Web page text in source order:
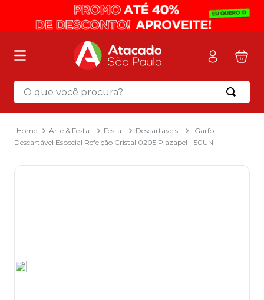
O que você procura?
Arte & Festa Festa Descartaveis
Garfo
Descartável Especial Refeição Cristal 0205 Plazapel - 50UN
Termos mais buscados
mochila
2º sacola
3º papel toalha
8